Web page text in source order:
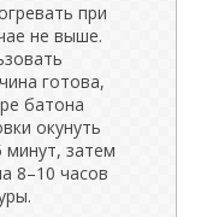
при
не выше.
готова,
батона
окунуть
минут, затем
8–10 часов